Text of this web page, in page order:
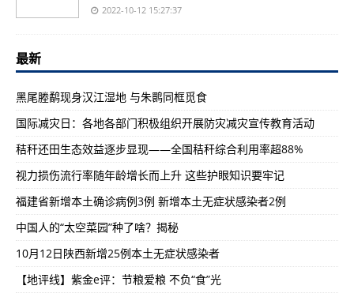
2022-10-12 15:27:37
最新
黑尾塍鹬现身汉江湿地 与朱鹮同框觅食
国际减灾日：各地各部门积极组织开展防灾减灾宣传教育活动
秸秆还田生态效益逐步显现——全国秸秆综合利用率超88%
视力损伤流行率随年龄增长而上升 这些护眼知识要牢记
福建省新增本土确诊病例3例 新增本土无症状感染者2例
中国人的“太空菜园”种了啥？揭秘
10月12日陕西新增25例本土无症状感染者
【地评线】紫金e评：节粮爱粮 不负“食”光